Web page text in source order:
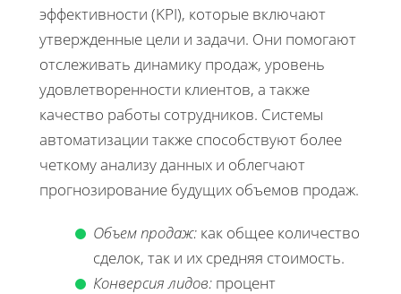
эффективности (KPI), которые включают
утвержденные цели и задачи. Они помогают
отслеживать динамику продаж, уровень
удовлетворенности клиентов, а также
качество работы сотрудников. Системы
автоматизации также способствуют более
четкому анализу данных и облегчают
прогнозирование будущих объемов продаж.
Объем продаж: как общее количество
сделок, так и их средняя стоимость.
Конверсия лидов: процент